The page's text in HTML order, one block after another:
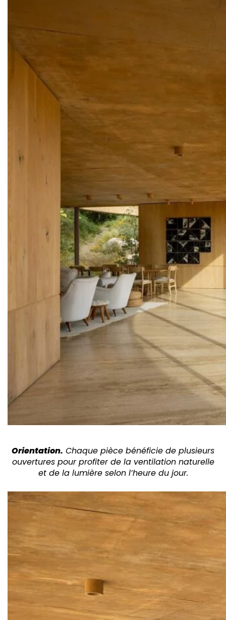
Orientation. Chaque pièce bénéficie de plusieurs
ouvertures pour profiter de la ventilation naturelle
et de la lumière selon l’heure du jour.